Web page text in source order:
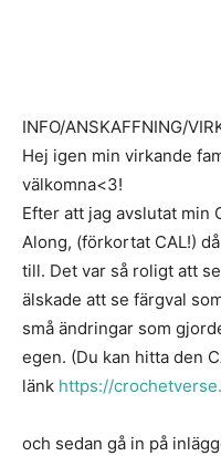
INFO/ANSKAFFNING/
Hej igen min virkande
välkomna<3!
Efter att jag avslutat min
Along, (förkortat CAL!)
till. Det var så roligt att
älskade att se färgval
små ändringar som
egen. (Du kan hitta den
länk https://
och sedan gå in på